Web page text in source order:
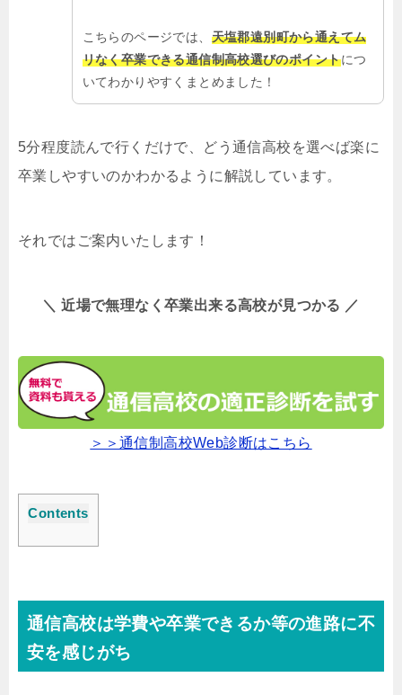
こちらのページでは、 天塩郡遠別町から通えてム
リなく卒業できる通信制高校選びのポイントにつ
いてわかりやすくまとめました！
5分程度読んで行くだけで、どう通信高校を選べば楽に
卒業しやすいのかわかるように解説しています。
それではご案内いたします！
＼ 近場で無理なく卒業出来る高校が見つかる ／
＞＞通信制高校Web診断はこちら
Contents
通信高校は学費や卒業できるか等の進路に不
安を感じがち